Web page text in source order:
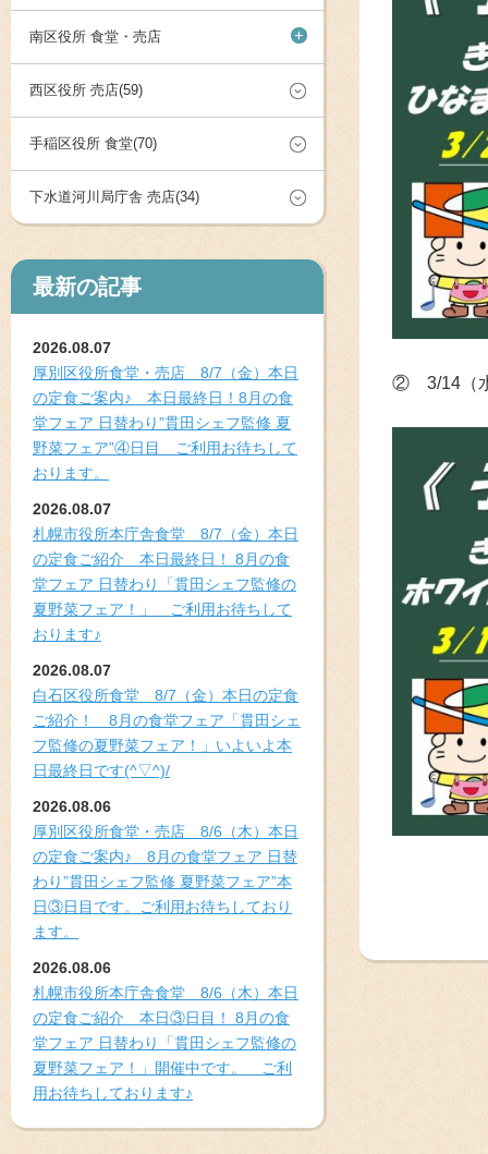
南区役所 食堂・売店 +
西区役所 売店(59)
手稲区役所 食堂(70)
下水道河川局庁舎 売店(34)
最新の記事
2026.08.07
厚別区役所食堂・売店 8/7（金）本日
の定食ご案内♪ 本日最終日！8月の食
堂フェア 日替わり”貫田シェフ監修 夏
野菜フェア”④日目 ご利用お待ちして
おります。
2026.08.07
札幌市役所本庁舎食堂 8/7（金）本日
の定食ご紹介 本日最終日！ 8月の食
堂フェア 日替わり「貫田シェフ監修の
夏野菜フェア！」 ご利用お待ちして
おります♪
2026.08.07
白石区役所食堂 8/7（金）本日の定食
ご紹介！ 8月の食堂フェア「貫田シェ
フ監修の夏野菜フェア！」いよいよ本
日最終日です(^▽^)/
2026.08.06
厚別区役所食堂・売店 8/6（木）本日
の定食ご案内♪ 8月の食堂フェア 日替
わり”貫田シェフ監修 夏野菜フェア”本
日③日目です。ご利用お待ちしており
ます。
2026.08.06
札幌市役所本庁舎食堂 8/6（木）本日
の定食ご紹介 本日③日目！ 8月の食
堂フェア 日替わり「貫田シェフ監修の
夏野菜フェア！」開催中です。 ご利
用お待ちしております♪
② 3/14（水